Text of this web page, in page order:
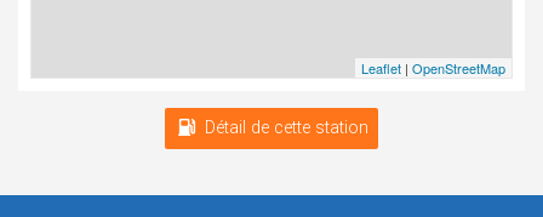
Leaflet | OpenStreetMap
Détail de cette station